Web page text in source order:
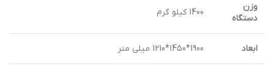
وزن
دستگاه
1400 كيلو گرم
ابعاد 1900*1450*1210 ميلي متر